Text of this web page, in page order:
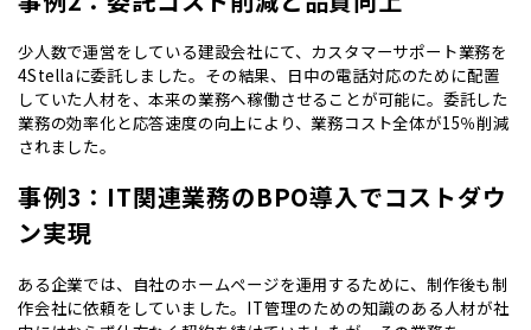
少人数で運営をしている建設会社にて、カスタマーサポート業務を
4Stellaに委託しました。その結果、日中の電話対応のために配置
していた人材を、本来の業務へ稼働させることが可能に。委託した
業務の効率化と応答速度の向上により、業務コスト全体が15％削減
されました。
事例3：IT関連業務のBPO導入でコストダウ
ン実現
ある企業では、自社のホームページを運用するために、制作後も制
作会社に依頼をしていました。IT管理のための知識のある人材が社